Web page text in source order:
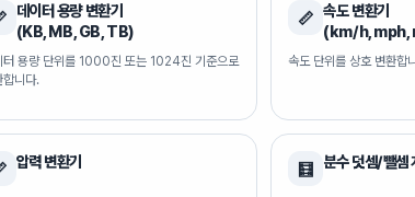
데이터 용량 변환기
(KB, MB, GB, TB)
터 용량 단위를 1000진 또는 1024진 기준으로
합니다.
📏 속도 변환기
(km/h, mph,
속도 단위를 상호 변환합
압력 변환기 🧮 분수 덧셈/뺄셈